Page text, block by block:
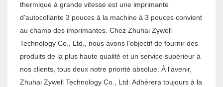
thermique à grande vitesse est une imprimante
d'autocollante 3 pouces à la machine à 3 pouces convient
au champ des imprimantes. Chez Zhuhai Zywell
Technology Co., Ltd., nous avons l'objectif de fournir des
produits de la plus haute qualité et un service supérieur à
nos clients, tous deux notre priorité absolue. À l'avenir,
Zhuhai Zywell Technology Co., Ltd. Adhérera toujours à la